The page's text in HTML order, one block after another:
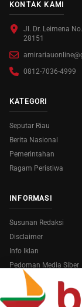
KONTAK KAMI
Jl. Dr. Leimena
28151
0812-7036-4999
KATEGORI
Seputar Riau
Berita Nasional
Pemerintahan
Ragam Peristiwa
INFORMASI
Susunan Redaksi
Disclaimer
Info Iklan
Pedoman Media Siber